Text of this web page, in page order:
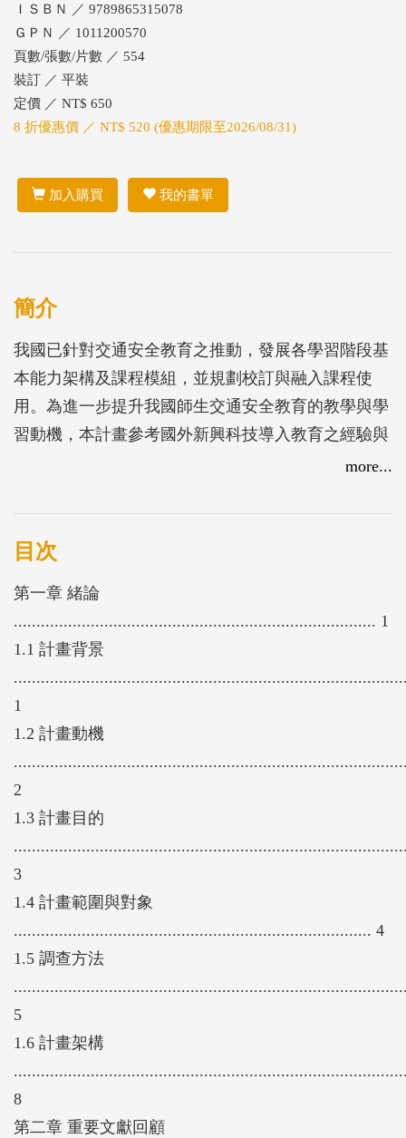
ＩＳＢＮ ／ 9789865315078
ＧＰＮ ／ 1011200570
頁數/張數/片數 ／ 554
裝訂 ／ 平裝
定價 ／ NT$ 650
8 折優惠價 ／ NT$ 520 (優惠期限至2026/08/31)
加入購買 我的書單
簡介
我國已針對交通安全教育之推動，發展各學習階段基
本能力架構及課程模組，並規劃校訂與融入課程使
用。為進一步提升我國師生交通安全教育的教學與學
習動機，本計畫參考國外新興科技導入教育之經驗與
作法，整理當前數位學習的最新發展趨勢，並透過實
挑戰，找尋對應不同學習階段與交通基本能力的合適
教學主題。本計畫經德懷術(Delphi Method)調查，篩
與科技運用」等三大能力主題在內的22項內容重點，
可做為導入應用時的優先發展項目。
本計畫提出未來研發科技教學輔助工具之規劃建議，
並考量實務應用之可行性，建議短期鼓勵教學創新與
跨域合作，開發可供教學端直接應用之教案內容，中
長期應以專業師資的培育及跨領域團隊的經營做為推
動目標，以便協助學校交通安全教育的普及與落實。
more...
目次
第一章 緒論
................................................................................ 1
1.1 計畫背景
1
1.2 計畫動機
2
1.3 計畫目的
3
1.4 計畫範圍與對象
............................................................................... 4
1.5 調查方法
5
1.6 計畫架構
8
第二章 重要文獻回顧